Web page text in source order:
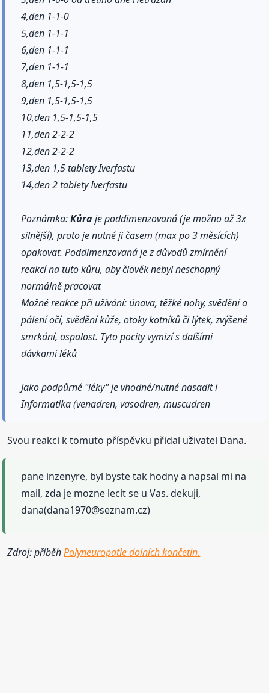
4,den 1-1-0
5,den 1-1-1
6,den 1-1-1
7,den 1-1-1
8,den 1,5-1,5-1,5
9,den 1,5-1,5-1,5
10,den 1,5-1,5-1,5
11,den 2-2-2
12,den 2-2-2
13,den 1,5 tablety Iverfastu
14,den 2 tablety Iverfastu
Poznámka:Kůraje poddimenzovaná (je možno až 3x
silnější), proto je nutné ji časem (max po 3 měsících)
opakovat. Poddimenzovaná je z důvodů zmírnění
reakcí na tuto kůru, aby člověk nebyl neschopný
normálně pracovat
Možné reakce při užívání: únava, těžké nohy, svědění a
pálení očí, svědění kůže, otoky kotníků či lýtek, zvýšené
smrkání, ospalost. Tyto pocity vymizí s dalšími
dávkami léků
Jako podpůrné "léky" je vhodné/nutné nasadit i
Informatika (venadren, vasodren, muscudren
Svou reakci k tomuto příspěvku přidal uživatel Dana.
pane inzenyre, byl byste tak hodny a napsal mi na
mail, zda je mozne lecit se u Vas. dekuji,
dana(dana1970@seznam.cz)
Zdroj: příběhPolyneuropatie dolních končetin.